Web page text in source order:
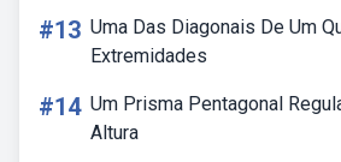
#13 Uma Das Diagonais De Um
Extremidades
#14 Um Prisma Pentagonal
Altura